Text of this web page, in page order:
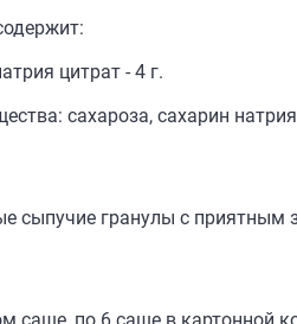
цитрат - 4 г.
сахароза, сахарин
сыпучие гранулы с приятным